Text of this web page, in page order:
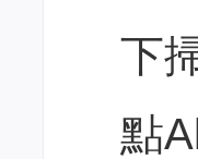
下
點